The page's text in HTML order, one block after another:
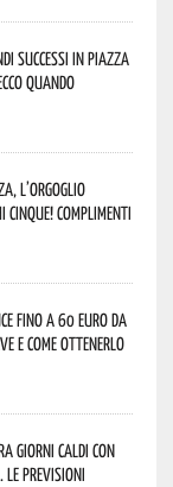
successi in piazza
quando
l’orgoglio
Complimenti
fino a 60 euro da
e come ottenerlo
giorni caldi con
previsioni